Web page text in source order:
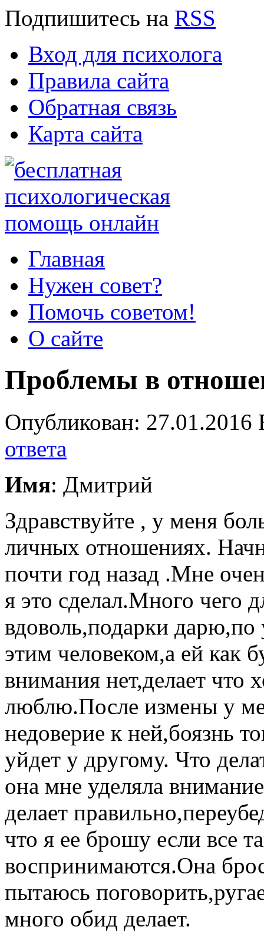
Подпишитесь на RSS
Вход для психолога
Правила сайта
Обратная связь
Карта сайта
Главная
Нужен совет?
Помочь советом!
О сайте
Проблемы в
Опубликован:
ответа
Имя: Дмитрий
Здравствуйте , у меня
личных отношениях.
почти год назад .Мне
я это сделал.Много чего
вдоволь,подарки
этим человеком,а ей как
внимания нет,делает что
люблю.После измены у
недоверие к ней,боязнь
уйдет у другому. Что
она мне уделяла
делает
что я ее брошу если все
воспринимаются.Она
пытаюсь
много обид делает.